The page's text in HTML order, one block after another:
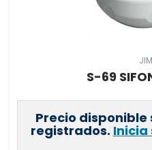
S-69
Precio
registrados. Inicia